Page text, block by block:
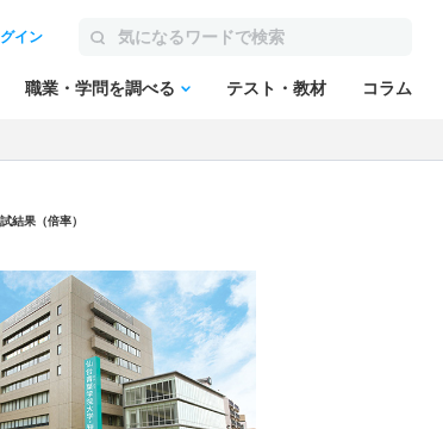
イン
職業・学問を調べる テスト・教材 コラム
結果（倍率）